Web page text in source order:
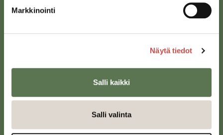
Markkinointi
Näytä tiedot
Salli kaikki
Salli valinta
Saarijärven kaupunki
Karttapalvelu